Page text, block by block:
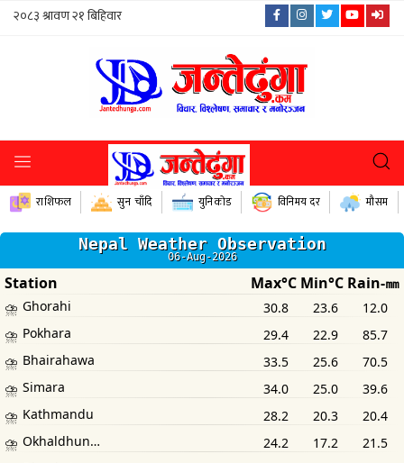
राशिफल सुन चाँदि युनिकोड विनिमय दर मौसम